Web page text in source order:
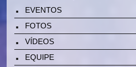
EVENTOS
FOTOS
VÍDEOS
EQUIPE